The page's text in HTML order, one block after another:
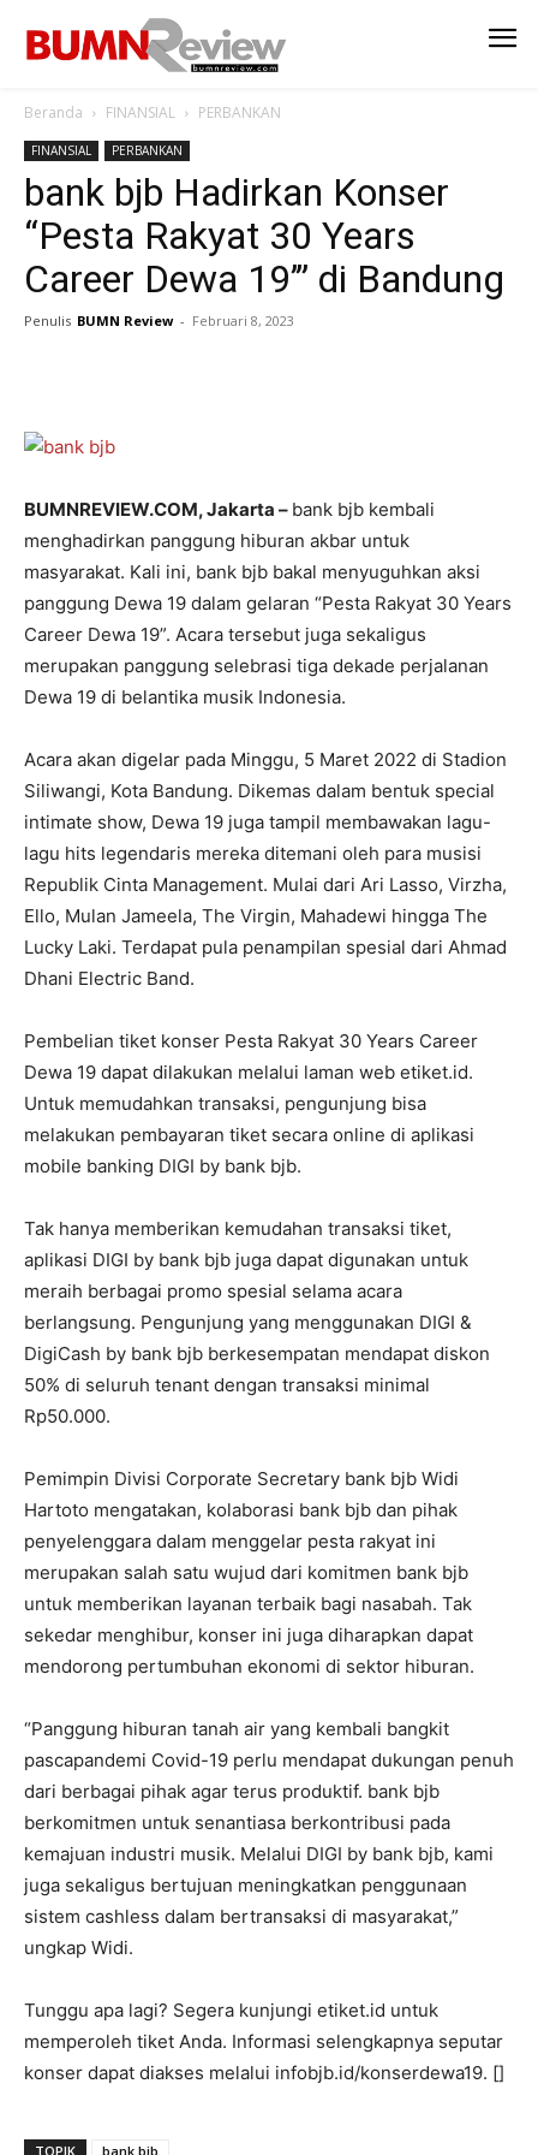
Beranda FINANSIAL PERBANKAN
FINANSIAL PERBANKAN
bank bjb Hadirkan Konser
“Pesta Rakyat 30 Years
Career Dewa 19’” di Bandung
Penulis BUMN Review - Februari 8, 2023
BUMNREVIEW.COM, Jakarta – bank bjb kembali
menghadirkan panggung hiburan akbar untuk
masyarakat. Kali ini, bank bjb bakal menyuguhkan aksi
panggung Dewa 19 dalam gelaran “Pesta Rakyat 30 Years
Career Dewa 19”. Acara tersebut juga sekaligus
merupakan panggung selebrasi tiga dekade perjalanan
Dewa 19 di belantika musik Indonesia.
Acara akan digelar pada Minggu, 5 Maret 2022 di Stadion
Siliwangi, Kota Bandung. Dikemas dalam bentuk special
intimate show, Dewa 19 juga tampil membawakan lagu-
lagu hits legendaris mereka ditemani oleh para musisi
Republik Cinta Management. Mulai dari Ari Lasso, Virzha,
Ello, Mulan Jameela, The Virgin, Mahadewi hingga The
Lucky Laki. Terdapat pula penampilan spesial dari Ahmad
Dhani Electric Band.
Pembelian tiket konser Pesta Rakyat 30 Years Career
Dewa 19 dapat dilakukan melalui laman web etiket.id.
Untuk memudahkan transaksi, pengunjung bisa
melakukan pembayaran tiket secara online di aplikasi
mobile banking DIGI by bank bjb.
Tak hanya memberikan kemudahan transaksi tiket,
aplikasi DIGI by bank bjb juga dapat digunakan untuk
meraih berbagai promo spesial selama acara
berlangsung. Pengunjung yang menggunakan DIGI &
DigiCash by bank bjb berkesempatan mendapat diskon
50% di seluruh tenant dengan transaksi minimal
Rp50.000.
Pemimpin Divisi Corporate Secretary bank bjb Widi
Hartoto mengatakan, kolaborasi bank bjb dan pihak
penyelenggara dalam menggelar pesta rakyat ini
merupakan salah satu wujud dari komitmen bank bjb
untuk memberikan layanan terbaik bagi nasabah. Tak
sekedar menghibur, konser ini juga diharapkan dapat
mendorong pertumbuhan ekonomi di sektor hiburan.
“Panggung hiburan tanah air yang kembali bangkit
pascapandemi Covid-19 perlu mendapat dukungan penuh
dari berbagai pihak agar terus produktif. bank bjb
berkomitmen untuk senantiasa berkontribusi pada
kemajuan industri musik. Melalui DIGI by bank bjb, kami
juga sekaligus bertujuan meningkatkan penggunaan
sistem cashless dalam bertransaksi di masyarakat,”
ungkap Widi.
Tunggu apa lagi? Segera kunjungi etiket.id untuk
memperoleh tiket Anda. Informasi selengkapnya seputar
konser dapat diakses melalui infobjb.id/konserdewa19. []
TOPIK bank bjb